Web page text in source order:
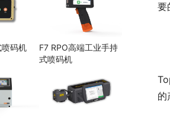
要
的
码机
F7 RPO高端工业手持
式喷码机